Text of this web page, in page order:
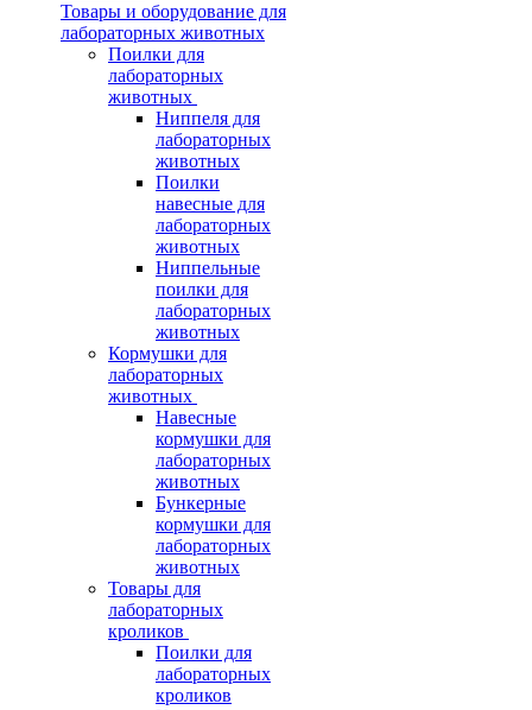
Товары и оборудование для
лабораторных животных
Поилки для
лабораторных
животных
Ниппеля для
лабораторных
животных
Поилки
навесные для
лабораторных
животных
Ниппельные
поилки для
лабораторных
животных
Кормушки для
лабораторных
животных
Навесные
кормушки для
лабораторных
животных
Бункерные
кормушки для
лабораторных
животных
Товары для
лабораторных
кроликов
Поилки для
лабораторных
кроликов